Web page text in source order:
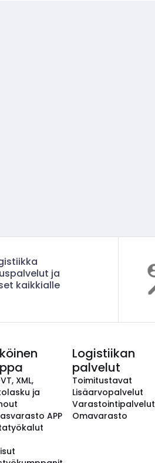
ja
kaikkialle
XML,
ja
APP
Logistiikan
palvelut
Toimitustavat
Lisäarvopalvelut
Varastointipalvelut
Omavarasto